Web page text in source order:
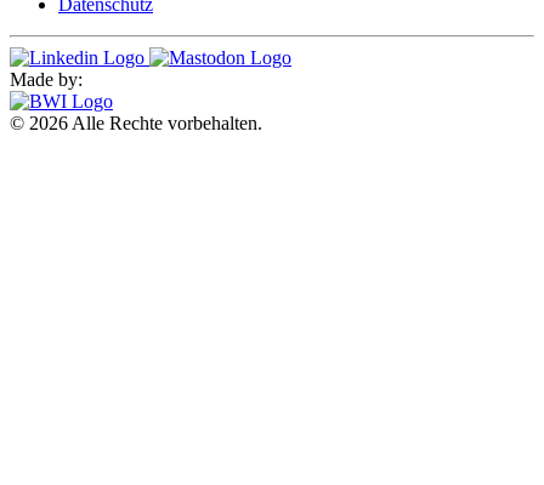
Made by:
© 2026 Alle Rechte vorbehalten.